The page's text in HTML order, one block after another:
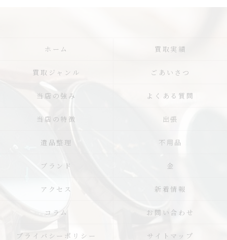
ホーム 買取実績
買取ジャンル ごあいさつ
当店の強み よくある質問
当店の特徴 出張
遺品整理 不用品
ブランド 金
アクセス 新着情報
コラム お問い合わせ
プライバシーポリシー サイトマップ